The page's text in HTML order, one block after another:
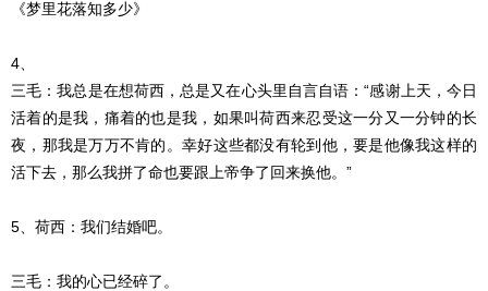
《梦里花落知多少》
4、
三毛：我总是在想荷西，总是又在心头里自言自语：“感谢上天，今日
活着的是我，痛着的也是我，如果叫荷西来忍受这一分又一分钟的长
夜，那我是万万不肯的。幸好这些都没有轮到他，要是他像我这样的
活下去，那么我拼了命也要跟上帝争了回来换他。”
5、荷西：我们结婚吧。
三毛：我的心已经碎了。